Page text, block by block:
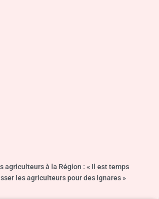
agriculteurs à la Région : « Il est temps
les agriculteurs pour des ignares »